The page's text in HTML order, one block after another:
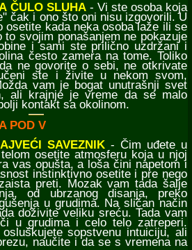
ČULO SLUHA- Vi ste osoba koja
čak i ono što oni nisu izgovorili. U
osetite kada neka osoba laže ili se
svojim ponašanjem ne pokazuje
i sami ste prilično uzdržani i
često zamera na tome. Toliko
ne govorite o sebi, ne otkrivate
ste i živite u nekom svom,
vam je bogat unutrašnji svet
ali krajnje je vreme da se malo
kontakt sa okolinom.
POD V
SAVEZNIK - Čim uđete u
osetite atmosferu koja u njoj
vas opušta, a loša čini napetom i
instinktivno osetite i pre nego
preti. Mozak vam tada šalje
od ubrzanog disanja, preko
u grudima. Na sličan način
doživite veliku sreću. Tada vam
u grudima i celo telo zatreperi.
sopstvenu intuiciju, ali
naučite i da se s vremena na